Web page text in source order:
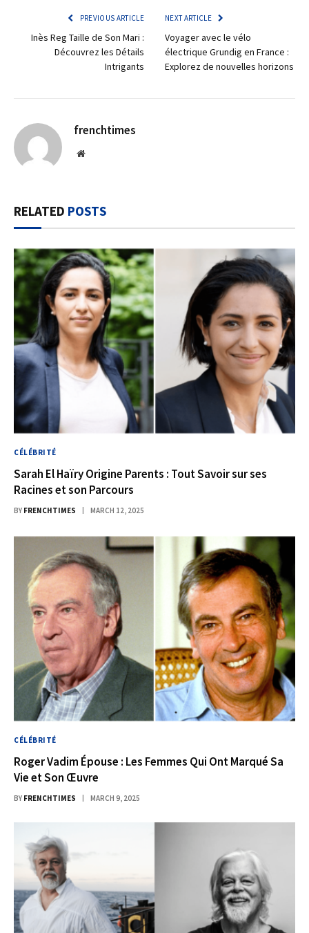
PREVIOUS ARTICLE
Inès Reg Taille de Son Mari :
Découvrez les Détails
Intrigants
NEXT ARTICLE
Voyager avec le vélo
électrique Grundig en France :
Explorez de nouvelles horizons
frenchtimes
Website
RELATED POSTS
CÉLÉBRITÉ
Sarah El Haïry Origine Parents : Tout Savoir sur ses
Racines et son Parcours
BY FRENCHTIMES MARCH 12, 2025
CÉLÉBRITÉ
Roger Vadim Épouse : Les Femmes Qui Ont Marqué Sa
Vie et Son Œuvre
BY FRENCHTIMES MARCH 9, 2025